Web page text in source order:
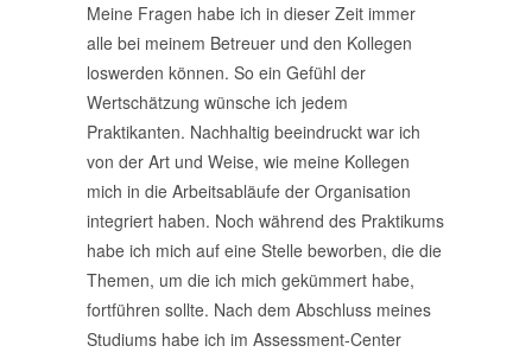
Meine Fragen habe ich in dieser Zeit immer
alle bei meinem Betreuer und den Kollegen
loswerden können. So ein Gefühl der
Wertschätzung wünsche ich jedem
Praktikanten. Nachhaltig beeindruckt war ich
von der Art und Weise, wie meine Kollegen
mich in die Arbeitsabläufe der Organisation
integriert haben. Noch während des Praktikums
habe ich mich auf eine Stelle beworben, die die
Themen, um die ich mich gekümmert habe,
fortführen sollte. Nach dem Abschluss meines
Studiums habe ich im Assessment-Center